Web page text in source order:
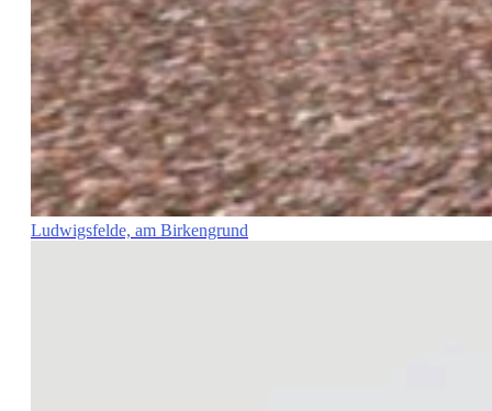
Ludwigsfelde, am Birkengrund